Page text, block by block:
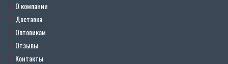
О компании
Доставка
Оптовикам
Отзывы
Контакты